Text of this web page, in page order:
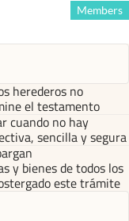
Members
herederos no
el testamento
cuando no hay
sencilla y segura
y bienes de todos los
este trámite